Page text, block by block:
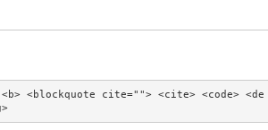
<blockquote cite=""> <cite> <code> <de